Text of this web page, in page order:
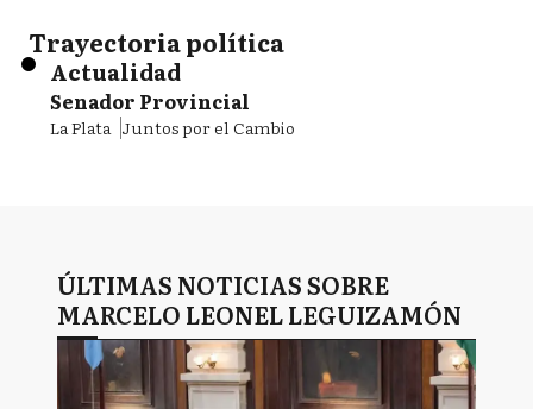
Trayectoria política
Actualidad
Senador Provincial
La Plata Juntos por el Cambio
ÚLTIMAS NOTICIAS SOBRE
MARCELO LEONEL LEGUIZAMÓN